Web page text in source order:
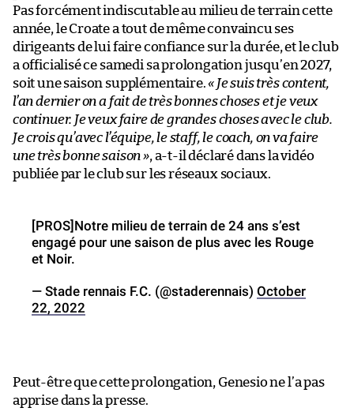
Pas forcément indiscutable au milieu de terrain cette
année, le Croate a tout de même convaincu ses
dirigeants de lui faire confiance sur la durée, et le club
a officialisé ce samedi sa prolongation jusqu’en 2027,
soit une saison supplémentaire.« Je suis très content,
l’an dernier on a fait de très bonnes choses et je veux
continuer. Je veux faire de grandes choses avec le club.
Je crois qu’avec l’équipe, le staff, le coach, on va faire
une très bonne saison », a-t-il déclaré dans la vidéo
publiée par le club sur les réseaux sociaux.
[PROS]Notre milieu de terrain de 24 ans s’est
engagé pour une saison de plus avec les Rouge
et Noir.
— Stade rennais F.C. (@staderennais) October
22, 2022
Peut-être que cette prolongation, Genesio ne l’a pas
apprise dans la presse.